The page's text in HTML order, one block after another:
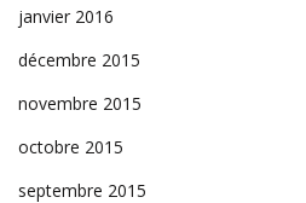
janvier 2016
décembre 2015
novembre 2015
octobre 2015
septembre 2015